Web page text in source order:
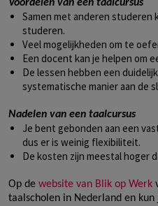
Voordelen van een taalcursus
Samen met anderen studeren
studeren.
Veel mogelijkheden om te
Een docent kan je helpen om
De lessen hebben een
systematische manier aan de
Nadelen van een taalcursus
Je bent gebonden aan een
dus er is weinig flexibiliteit.
De kosten zijn meestal hoger
Op de website van Blik op Werk
taalscholen in Nederland en